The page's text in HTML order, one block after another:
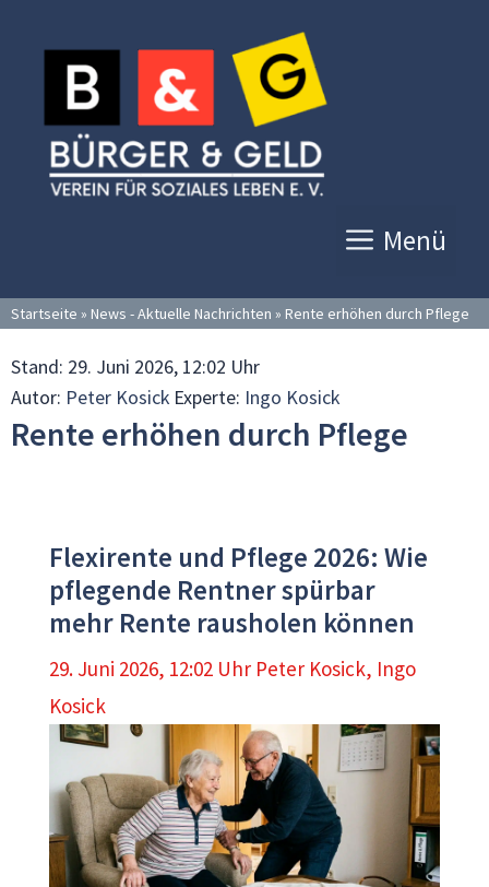
Inhalt
springen
Menü
Startseite » News - Aktuelle Nachrichten » Rente erhöhen durch Pflege
Stand: 29. Juni 2026, 12:02 Uhr
Autor: Peter Kosick Experte: Ingo Kosick
Rente erhöhen durch Pflege
Flexirente und Pflege 2026: Wie
pflegende Rentner spürbar
mehr Rente rausholen können
29. Juni 2026, 12:02 Uhr Peter Kosick, Ingo
Kosick